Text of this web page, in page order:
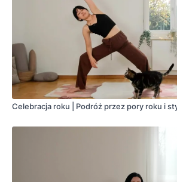
Celebracja roku | Podróż przez pory roku i